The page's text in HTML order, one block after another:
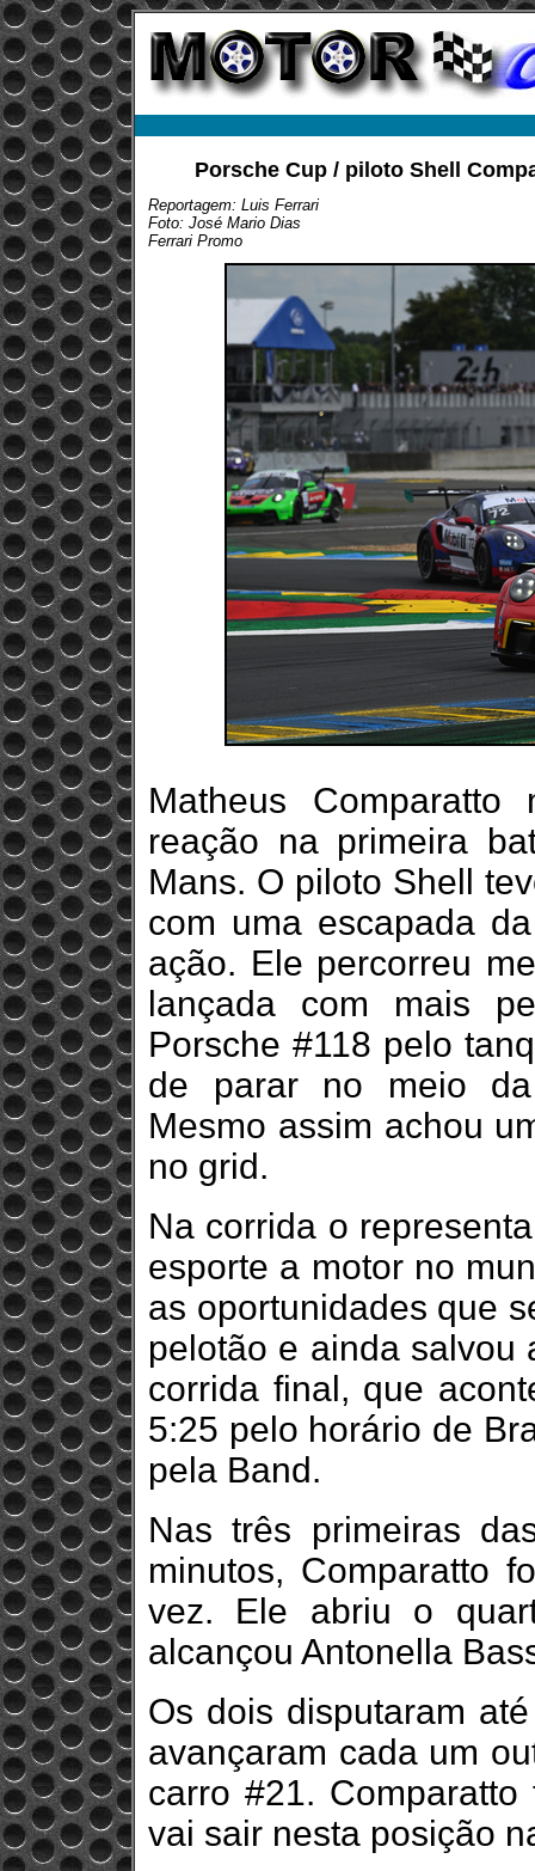
Porsche Cup / piloto Shell
Reportagem: Luis Ferrari
Foto: José Mario Dias
Ferrari Promo
Matheus
reação na primeira
Mans. O piloto Shell
com uma escapada
ação. Ele percorreu
lançada com mais
Porsche #118 pelo
de parar no meio
Mesmo assim achou
no grid.
Na corrida o
esporte a motor no
as oportunidades que
pelotão e ainda salvou
corrida final, que
5:25 pelo horário de
pela Band.
Nas três primeiras
minutos, Comparatto
vez. Ele abriu o
alcançou Antonella
Os dois disputaram
avançaram cada um
carro #21.
vai sair nesta posição